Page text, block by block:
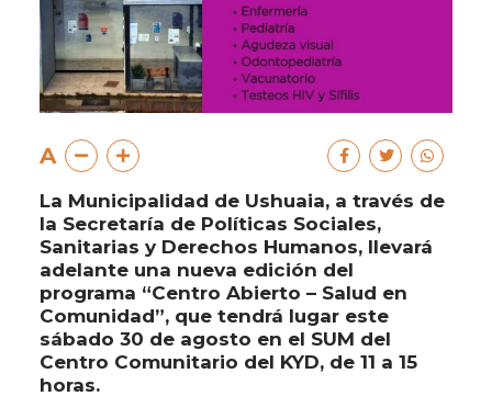
A
La Municipalidad de Ushuaia, a través de
la Secretaría de Políticas Sociales,
Sanitarias y Derechos Humanos, llevará
adelante una nueva edición del
programa “Centro Abierto – Salud en
Comunidad”, que tendrá lugar este
sábado 30 de agosto en el SUM del
Centro Comunitario del KYD, de 11 a 15
horas.